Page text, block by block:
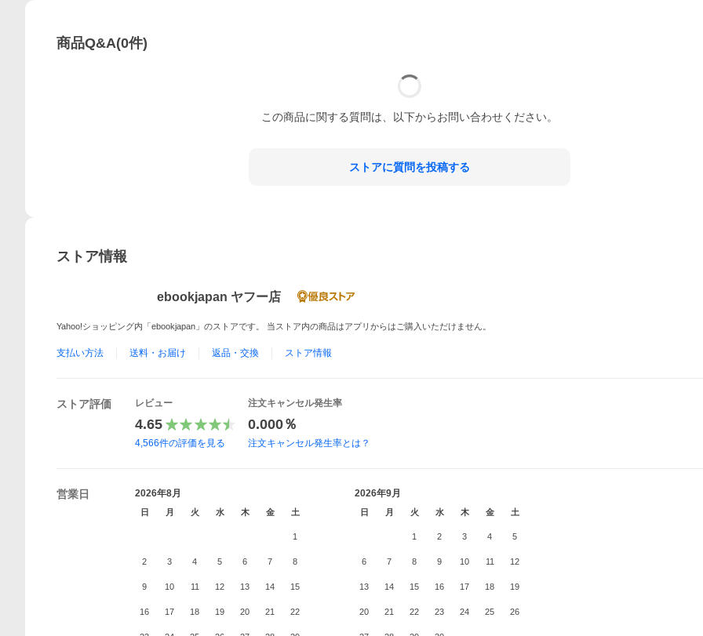
商品Q&A(0件)
この商品に関する質問は、以下からお問い合わせください。
ストアに質問を投稿する
ストア情報
ebookjapan ヤフー店
Yahoo!ショッピング内「ebookjapan」のストアです。 当ストア内の商品はアプリからはご購入いただけません。
支払い方法 送料・お届け 返品・交換 ストア情報
ストア評価 レビュー
4.65
4,566件の評価を見る
注文キャンセル発生率
0.000％
注文キャンセル発生率とは？
営業日 2026年8月
日 月 火 水 木 金 土
1
2 3 4 5 6 7 8
9 10 11 12 13 14 15
16 17 18 19 20 21 22
2026年9月
日 月 火 水 木 金 土
1 2 3 4 5
6 7 8 9 10 11 12
13 14 15 16 17 18 19
20 21 22 23 24 25 26